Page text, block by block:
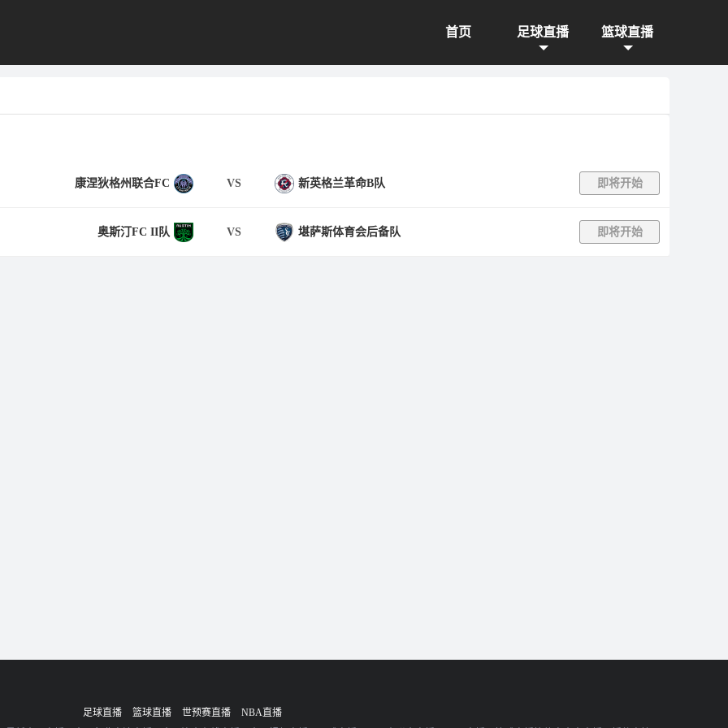
首页 足球直播 篮球直播
康涅狄格州联合FC VS 新英格兰革命B队 即将开始
奥斯汀FC II队 VS 堪萨斯体育会后备队 即将开始
足球直播 篮球直播 世预赛直播
NBA直播